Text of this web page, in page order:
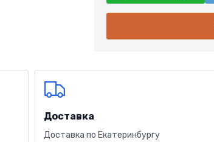
Доставка
Доставка по Екатеринбургу